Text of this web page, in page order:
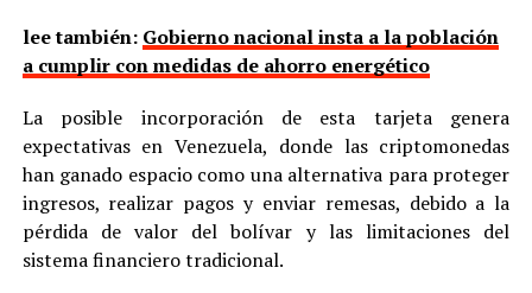
lee también: Gobierno nacional insta a la población
a cumplir con medidas de ahorro energético
La posible incorporación de esta tarjeta genera
expectativas en Venezuela, donde las criptomonedas
han ganado espacio como una alternativa para proteger
ingresos, realizar pagos y enviar remesas, debido a la
pérdida de valor del bolívar y las limitaciones del
sistema financiero tradicional.